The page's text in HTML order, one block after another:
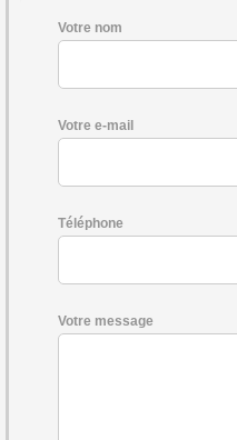
Votre nom
Votre e-mail
Téléphone
Votre message